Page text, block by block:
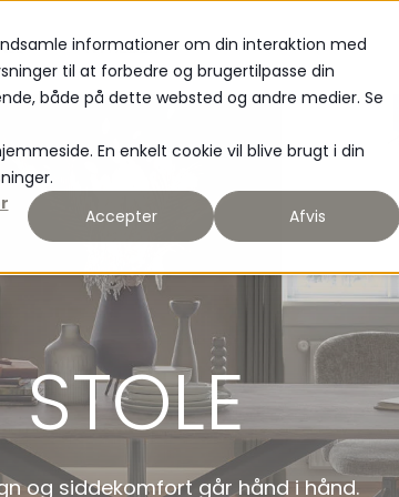
informationer om din interaktion med
til at forbedre og brugertilpasse din
både på dette websted og andre medier. Se
En enkelt cookie vil blive brugt i din
Accepter Afvis
NYHEDER
STOLE
og siddekomfort går hånd i hånd.